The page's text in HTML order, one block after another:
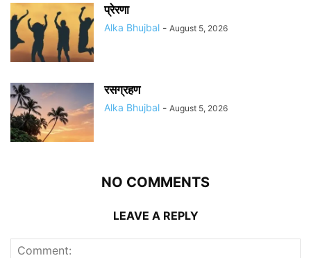
प्रेरणा
Alka Bhujbal - August 5, 2026
रसग्रहण
Alka Bhujbal - August 5, 2026
NO COMMENTS
LEAVE A REPLY